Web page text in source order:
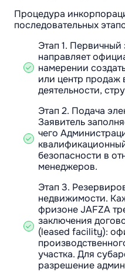
Процедура
последовательных
Этап 1.
направляет
намерении
или центр продаж
деятельности,
Этап 2. Подача
Заявитель
чего
безопасности в
менеджеров.
Этап 3.
недвижимости.
фризоне JAFZA
заключения
(leased facility):
участка. Для
разрешение